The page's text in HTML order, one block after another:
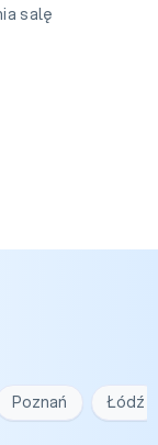
salę
Poznań Łódź